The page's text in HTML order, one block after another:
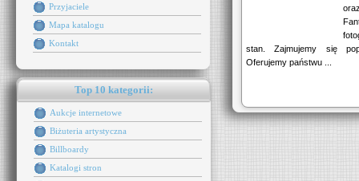
Przyjaciele
Mapa katalogu
Kontakt
Top 10 kategorii:
Aukcje internetowe
Biżuteria artystyczna
Billboardy
Katalogi stron
stan. Zajmujemy się
Oferujemy państwu ...